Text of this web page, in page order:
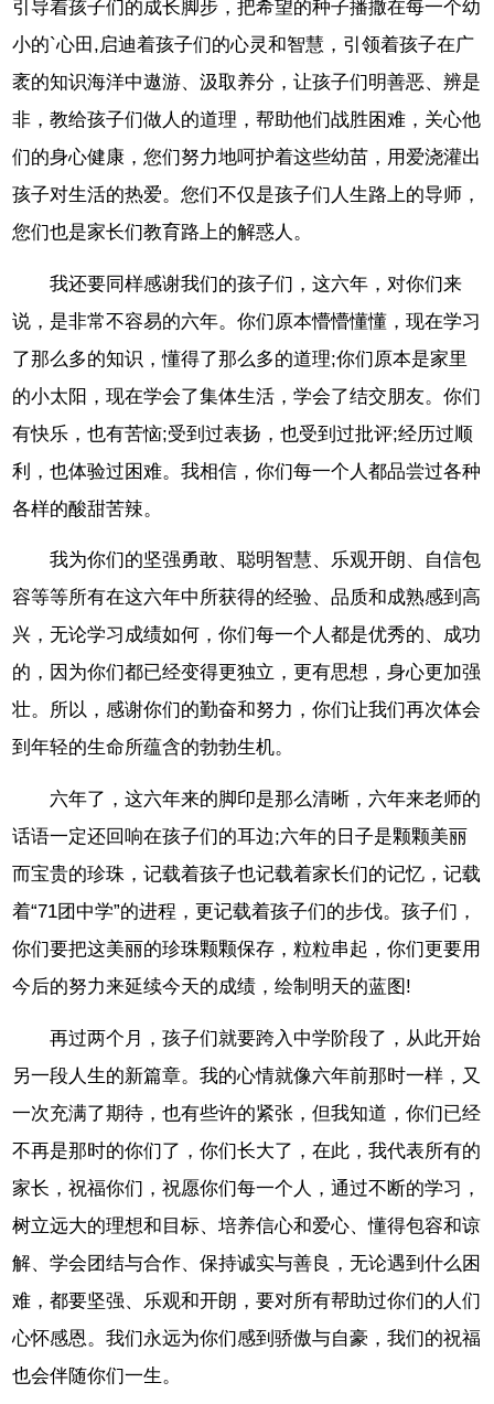
引导着孩子们的成长脚步，把希望的种子播撒在每一个幼
小的`心田,启迪着孩子们的心灵和智慧，引领着孩子在广
袤的知识海洋中遨游、汲取养分，让孩子们明善恶、辨是
非，教给孩子们做人的道理，帮助他们战胜困难，关心他
们的身心健康，您们努力地呵护着这些幼苗，用爱浇灌出
孩子对生活的热爱。您们不仅是孩子们人生路上的导师，
您们也是家长们教育路上的解惑人。
我还要同样感谢我们的孩子们，这六年，对你们来
说，是非常不容易的六年。你们原本懵懵懂懂，现在学习
了那么多的知识，懂得了那么多的道理;你们原本是家里
的小太阳，现在学会了集体生活，学会了结交朋友。你们
有快乐，也有苦恼;受到过表扬，也受到过批评;经历过顺
利，也体验过困难。我相信，你们每一个人都品尝过各种
各样的酸甜苦辣。
我为你们的坚强勇敢、聪明智慧、乐观开朗、自信包
容等等所有在这六年中所获得的经验、品质和成熟感到高
兴，无论学习成绩如何，你们每一个人都是优秀的、成功
的，因为你们都已经变得更独立，更有思想，身心更加强
壮。所以，感谢你们的勤奋和努力，你们让我们再次体会
到年轻的生命所蕴含的勃勃生机。
六年了，这六年来的脚印是那么清晰，六年来老师的
话语一定还回响在孩子们的耳边;六年的日子是颗颗美丽
而宝贵的珍珠，记载着孩子也记载着家长们的记忆，记载
着“71团中学”的进程，更记载着孩子们的步伐。孩子们，
你们要把这美丽的珍珠颗颗保存，粒粒串起，你们更要用
今后的努力来延续今天的成绩，绘制明天的蓝图!
再过两个月，孩子们就要跨入中学阶段了，从此开始
另一段人生的新篇章。我的心情就像六年前那时一样，又
一次充满了期待，也有些许的紧张，但我知道，你们已经
不再是那时的你们了，你们长大了，在此，我代表所有的
家长，祝福你们，祝愿你们每一个人，通过不断的学习，
树立远大的理想和目标、培养信心和爱心、懂得包容和谅
解、学会团结与合作、保持诚实与善良，无论遇到什么困
难，都要坚强、乐观和开朗，要对所有帮助过你们的人们
心怀感恩。我们永远为你们感到骄傲与自豪，我们的祝福
也会伴随你们一生。